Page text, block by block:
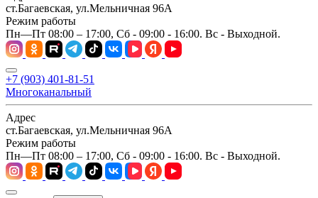
ст.Багаевская, ул.Мельничная 96А
Режим работы
Пн—Пт 08:00 – 17:00, Сб - 09:00 - 16:00. Вс - Выходной.
+7 (903) 401-81-51
Многоканальный
Адрес
ст.Багаевская, ул.Мельничная 96А
Режим работы
Пн—Пт 08:00 – 17:00, Сб - 09:00 - 16:00. Вс - Выходной.